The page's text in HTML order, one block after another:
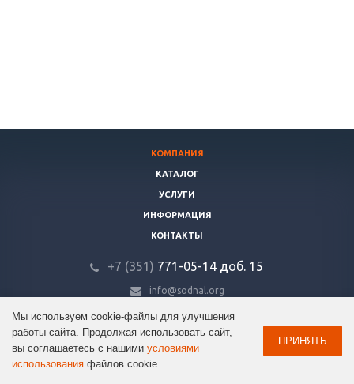
© 2026 ООО «Содружество». Все права защищены.
КОМПАНИЯ
КАТАЛОГ
УСЛУГИ
ИНФОРМАЦИЯ
КОНТАКТЫ
+7 (351) 771-05-14 доб. 15
info@sodnal.org
Мы используем cookie-файлы для улучшения
работы сайта. Продолжая использовать сайт,
вы соглашаетесь с нашими условиями
использования файлов cookie.
ПРИНЯТЬ